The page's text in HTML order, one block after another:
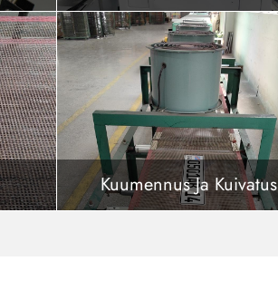
Kuumennus Ja Kuivatus